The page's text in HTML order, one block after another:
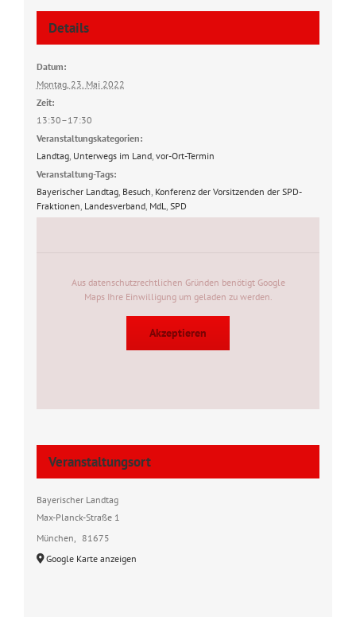
Details
Datum:
Montag, 23. Mai 2022
Zeit:
13:30–17:30
Veranstaltungskategorien:
Landtag, Unterwegs im Land, vor-Ort-Termin
Veranstaltung-Tags:
Bayerischer Landtag, Besuch Konferenz der Vorsitzenden der SPD-
Fraktionen Landesverband, MdL SPD
Veranstaltungsort
Bayerischer Landtag
Max-Planck-Straße 1
München
81675
Google Karte anzeigen
Aus datenschutzrechtlichen Gründen benötigt Google
Maps Ihre Einwilligung um geladen zu werden.
Akzeptieren